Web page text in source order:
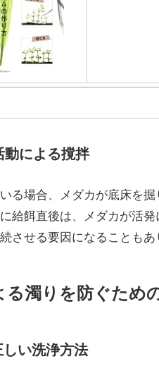
動による撹拌
る場合、メダカが底床を
給餌直後は、メダカが活
させる要因になることもあ
る濁りを防ぐため
い洗浄方法